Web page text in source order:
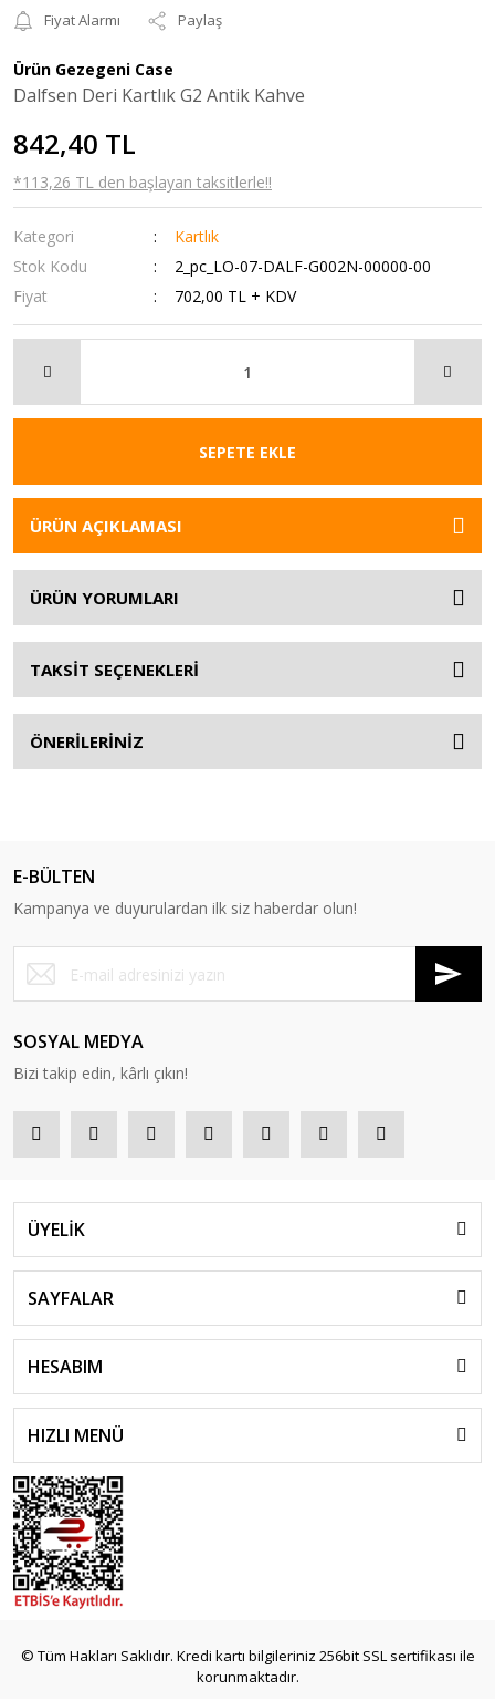
Fiyat Alarmı
Paylaş
Ürün Gezegeni Case
Dalfsen Deri Kartlık G2 Antik Kahve
842,40 TL
*113,26 TL den başlayan taksitlerle!!
Kategori
Kartlık
Stok Kodu
2_pc_LO-07-DALF-G002N-00000-00
Fiyat
702,00 TL + KDV
SEPETE EKLE
ÜRÜN AÇIKLAMASI
ÜRÜN YORUMLARI
TAKSİT SEÇENEKLERİ
ÖNERİLERİNİZ
E-BÜLTEN
Kampanya ve duyurulardan ilk siz haberdar olun!
SOSYAL MEDYA
Bizi takip edin, kârlı çıkın!
ÜYELİK
SAYFALAR
HESABIM
HIZLI MENÜ
© Tüm Hakları Saklıdır. Kredi kartı bilgileriniz 256bit SSL sertifikası ile
korunmaktadır.